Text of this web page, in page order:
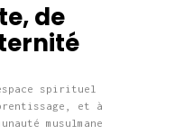
de
spirituel
et à
musulmane